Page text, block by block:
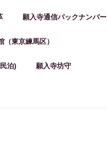
願入寺通信バックナンバー
（東京練馬区）
泊) 願入寺坊守